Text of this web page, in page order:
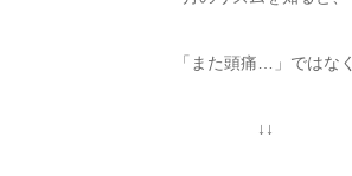
「また頭痛…」ではなく
↓↓